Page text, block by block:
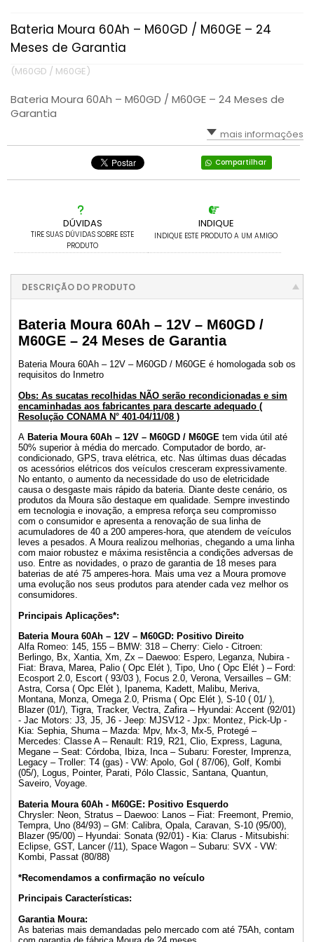
Bateria Moura 60Ah – M60GD / M60GE – 24
Meses de Garantia
(M60GD / M60GE)
Bateria Moura 60Ah – M60GD / M60GE – 24 Meses de
Garantia
mais informações
Compartilhar
DÚVIDAS
TIRE SUAS DÚVIDAS SOBRE ESTE
PRODUTO
INDIQUE
INDIQUE ESTE PRODUTO A UM AMIGO
DESCRIÇÃO DO PRODUTO
Bateria Moura 60Ah – 12V – M60GD /
M60GE – 24 Meses de Garantia
Bateria Moura 60Ah – 12V – M60GD / M60GE é homologada sob os
requisitos do Inmetro
Obs: As sucatas recolhidas NÃO serão recondicionadas e sim
encaminhadas aos fabricantes para descarte adequado (
Resolução CONAMA N° 401-04/11/08 )
A Bateria Moura 60Ah – 12V – M60GD / M60GE tem vida útil até
50% superior à média do mercado. Computador de bordo, ar-
condicionado, GPS, trava elétrica, etc. Nas últimas duas décadas
os acessórios elétricos dos veículos cresceram expressivamente.
No entanto, o aumento da necessidade do uso de eletricidade
causa o desgaste mais rápido da bateria. Diante deste cenário, os
produtos da Moura são destaque em qualidade. Sempre investindo
em tecnologia e inovação, a empresa reforça seu compromisso
com o consumidor e apresenta a renovação de sua linha de
acumuladores de 40 a 200 amperes-hora, que atendem de veículos
leves a pesados. A Moura realizou melhorias, chegando a uma linha
com maior robustez e máxima resistência a condições adversas de
uso. Entre as novidades, o prazo de garantia de 18 meses para
baterias de até 75 amperes-hora. Mais uma vez a Moura promove
uma evolução nos seus produtos para atender cada vez melhor os
consumidores.
Principais Aplicações*:
Bateria Moura 60Ah – 12V – M60GD: Positivo Direito
Alfa Romeo: 145, 155 – BMW: 318 – Cherry: Cielo - Citroen:
Berlingo, Bx, Xantia, Xm, Zx – Daewoo: Espero, Leganza, Nubira -
Fiat: Brava, Marea, Palio ( Opc Elét ), Tipo, Uno ( Opc Elét ) – Ford:
Ecosport 2.0, Escort ( 93/03 ), Focus 2.0, Verona, Versailles – GM:
Astra, Corsa ( Opc Elét ), Ipanema, Kadett, Malibu, Meriva,
Montana, Monza, Omega 2.0, Prisma ( Opc Elét ), S-10 ( 01/ ),
Blazer (01/), Tigra, Tracker, Vectra, Zafira – Hyundai: Accent (92/01)
- Jac Motors: J3, J5, J6 - Jeep: MJSV12 - Jpx: Montez, Pick-Up -
Kia: Sephia, Shuma – Mazda: Mpv, Mx-3, Mx-5, Protegé –
Mercedes: Classe A – Renault: R19, R21, Clio, Express, Laguna,
Megane – Seat: Córdoba, Ibiza, Inca – Subaru: Forester, Imprenza,
Legacy – Troller: T4 (gas) - VW: Apolo, Gol ( 87/06), Golf, Kombi
(05/), Logus, Pointer, Parati, Pólo Classic, Santana, Quantun,
Saveiro, Voyage.
Bateria Moura 60Ah - M60GE: Positivo Esquerdo
Chrysler: Neon, Stratus – Daewoo: Lanos – Fiat: Freemont, Premio,
Tempra, Uno (84/93) – GM: Calibra, Opala, Caravan, S-10 (95/00),
Blazer (95/00) – Hyundai: Sonata (92/01) - Kia: Clarus - Mitsubishi:
Eclipse, GST, Lancer (/11), Space Wagon – Subaru: SVX - VW:
Kombi, Passat (80/88)
*Recomendamos a confirmação no veículo
Principais Características:
Garantia Moura:
As baterias mais demandadas pelo mercado com até 75Ah, contam